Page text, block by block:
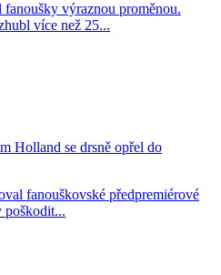
výraznou proměnou.
více než 25...
Holland se drsně opřel do
fanouškovské předpremiérové
poškodit...